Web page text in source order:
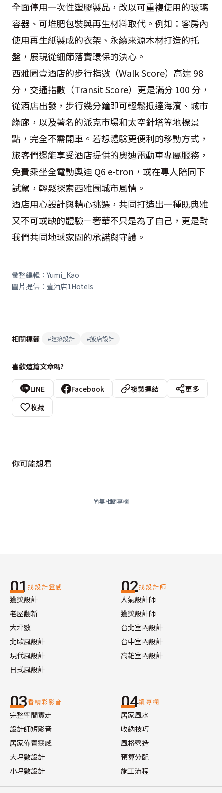
全面停用一次性塑膠製品，改以可重複使用的玻璃
容器、可堆肥包裝與再生材料取代。例如：客房內
使用再生紙製成的衣架、永續來源木材打造的托
盤，展現從細節落實環保的決心。
西雅圖壹酒店的步行指數（Walk Score）高達 98
分，交通指數（Transit Score）更是滿分 100 分，
從酒店出發，步行幾分鐘即可輕鬆抵達海濱、城市
綠廊，以及著名的派克市場和太空針塔等地標景
點，完全不需開車。若想體驗更便利的移動方式，
旅客們還能享受酒店提供的奧迪電動車專屬服務，
免費乘坐全電動奧迪 Q6 e-tron，或在專人陪同下
試駕，輕鬆探索西雅圖城市風情。
酒店用心設計與精心挑選，共同打造出一種既典雅
又不可或缺的體驗－奢華不只是為了自己，更是對
我們共同地球家園的承諾與守護。
彙整編輯：Yumi_Kao
圖片提供：壹酒店1Hotels
相關標籤 #建築設計 #飯店設計
喜歡這篇文章嗎?
LINE Facebook 複製連結
更多
收藏
你可能想看
尚無相關專欄
01 找設計靈感
獲獎設計
老屋翻新
大坪數
北歐風設計
現代風設計
日式風設計
02找設計師
人氣設計師
獲獎設計師
台北室內設計
台中室內設計
高雄室內設計
03看精彩影音
完整空間實走
設計師短影音
居家佈置靈感
大坪數設計
小坪數設計
04讀專欄
居家風水
收納技巧
風格營造
預算分配
施工流程